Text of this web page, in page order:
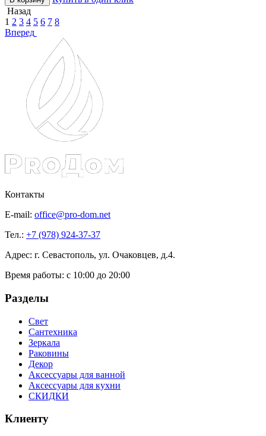
Назад
1 2 3 4 5 6 7 8
Вперед
Контакты
E-mail: office@pro-dom.net
Тел.: +7 (978) 924-37-37
Адрес: г. Севастополь, ул. Очаковцев, д.4.
Время работы: с 10:00 до 20:00
Разделы
Свет
Сантехника
Зеркала
Раковины
Декор
Аксессуары для ванной
Аксессуары для кухни
СКИДКИ
Клиенту